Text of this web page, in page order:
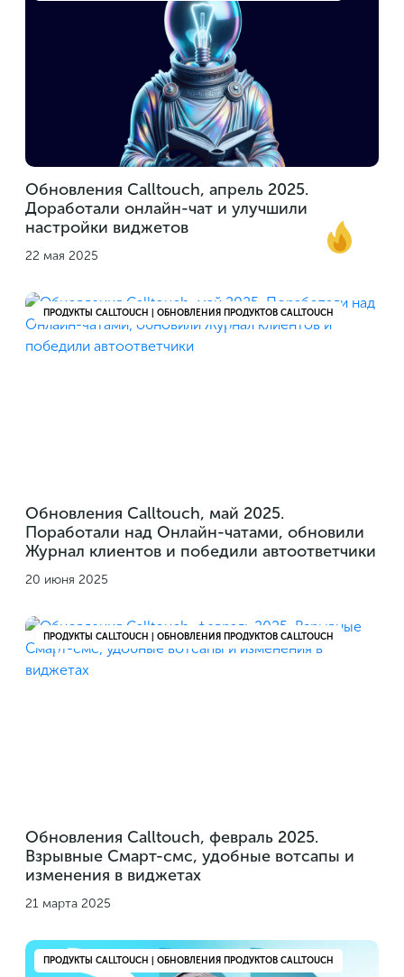
Обновления Calltouch, апрель 2025.
Доработали онлайн-чат и улучшили
настройки виджетов
22 мая 2025
ПРОДУКТЫ CALLTOUCH | ОБНОВЛЕНИЯ ПРОДУКТОВ CALLTOUCH
Обновления Calltouch, май 2025.
Поработали над Онлайн-чатами, обновили
Журнал клиентов и победили автоответчики
20 июня 2025
ПРОДУКТЫ CALLTOUCH | ОБНОВЛЕНИЯ ПРОДУКТОВ CALLTOUCH
Обновления Calltouch, февраль 2025.
Взрывные Смарт-смс, удобные вотсапы и
изменения в виджетах
21 марта 2025
ПРОДУКТЫ CALLTOUCH | ОБНОВЛЕНИЯ ПРОДУКТОВ CALLTOUCH